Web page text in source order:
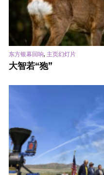
东方银幕回响, 主页幻灯片
大智若“狍”